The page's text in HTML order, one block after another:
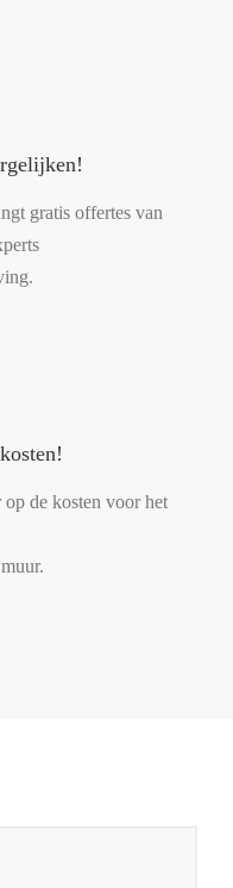
gratis offertes van
de kosten voor het